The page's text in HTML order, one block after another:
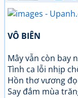
VÔ BIÊN
Mây vẫn còn bay
Tình ca lỗi nhịp
Hồn thơ vương
Say đắm mùa